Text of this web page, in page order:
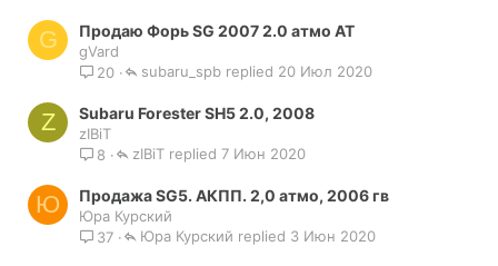
G Продаю Форь SG 2007 2.0 атмо AT
gVard
20
20 Июл 2020
subaru_spb
Z Subaru Forester SH5 2.0, 2008
zIBiT
8
7 Июн 2020
zIBiT
Ю Продажа SG5. АКПП. 2,0 атмо, 2006 гв
Юра Курский
37
3 Июн 2020
Юра Курский